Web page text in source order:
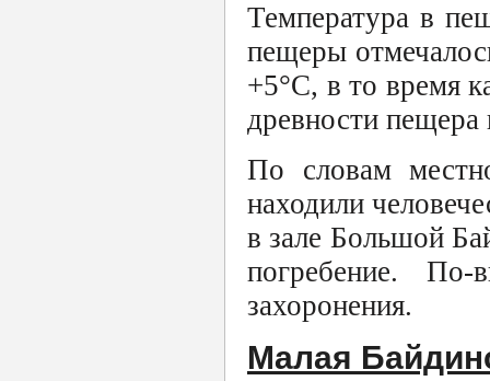
Температура в
пещеры
+5°C, в то время
древности пещера
По словам
находили
в зале Большой
погребение. По-
захоронения.
Малая